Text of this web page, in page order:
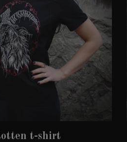
t-shirt